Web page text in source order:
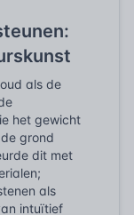
als de
het gewicht
grond
dit met
als
intuïtief